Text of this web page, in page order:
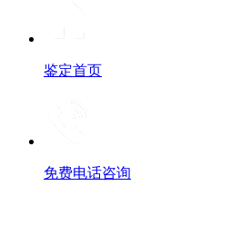
鉴定首页
免费电话咨询